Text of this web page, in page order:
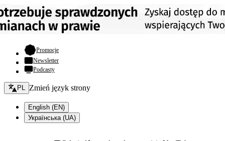
Promocje- otwiera się w nowej karcie
Newsletter
Podcasty
Zmień język - bieżący:
PL Zmień język strony
English (EN)
Українська (UA)